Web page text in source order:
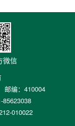
微信
邮编：410004
85623038
010022